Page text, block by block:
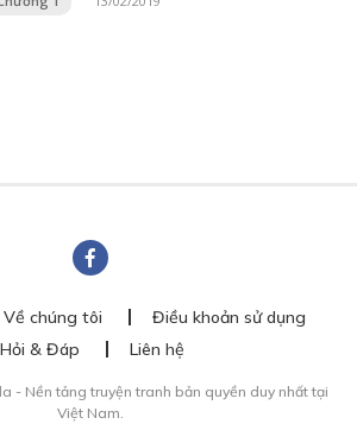
Về chúng tôi
Điều khoản sử dụng
Hỏi & Đáp
Liên hệ
- Nền tảng truyện tranh bản quyền duy nhất tại
Việt Nam.